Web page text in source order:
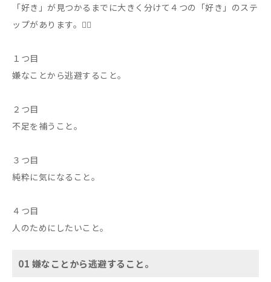
「好き」が見つかるまでに大きく分けて４つの「好き」のステ
ップがあります。🏃‍♀️
１つ目
嫌なことから逃避すること。
２つ目
不足を補うこと。
３つ目
純粋に気になること。
４つ目
人のためにしたいこと。
01 嫌なことから逃避すること。